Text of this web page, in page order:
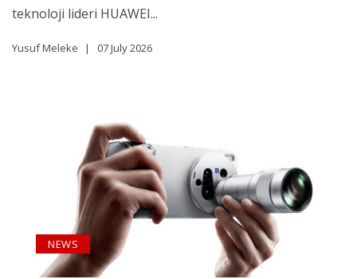
teknoloji lideri HUAWEI...
Yusuf Meleke 07 July 2026
NEWS